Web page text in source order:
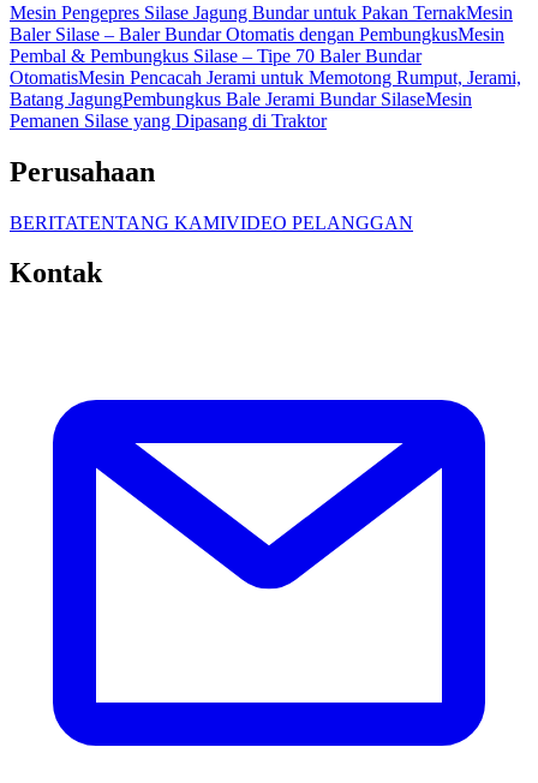
Mesin Pengepres Silase Jagung Bundar untuk Pakan TernakMesin
Baler Silase – Baler Bundar Otomatis dengan PembungkusMesin
Pembal & Pembungkus Silase – Tipe 70 Baler Bundar
OtomatisMesin Pencacah Jerami untuk Memotong Rumput, Jerami,
Batang JagungPembungkus Bale Jerami Bundar SilaseMesin
Pemanen Silase yang Dipasang di Traktor
Perusahaan
BERITATENTANG KAMIVIDEO PELANGGAN
Kontak